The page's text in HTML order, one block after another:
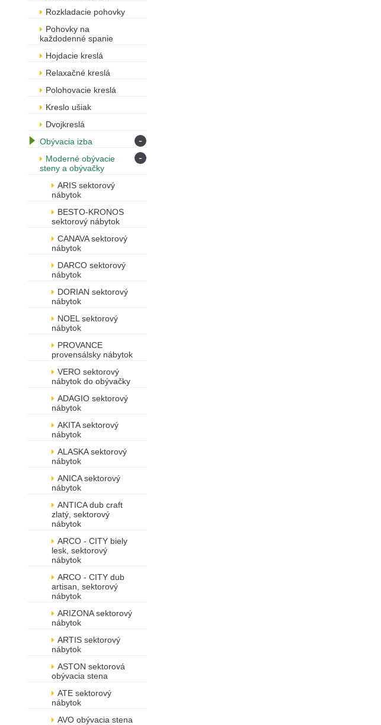
Rozkladacie pohovky
Pohovky na
každodenné spanie
Hojdacie kreslá
Relaxačné kreslá
Polohovacie kreslá
Kreslo ušiak
Dvojkreslá
Obývacia izba
-
Moderné obývacie
steny a obývačky
-
ARIS sektorový
nábytok
BESTO-KRONOS
sektorový nábytok
CANAVA sektorový
nábytok
DARCO sektorový
nábytok
DORIAN sektorový
nábytok
NOEL sektorový
nábytok
PROVANCE
provensálsky nábytok
VERO sektorový
nábytok do obývačky
ADAGIO sektorový
nábytok
AKITA sektorový
nábytok
ALASKA sektorový
nábytok
ANICA sektorový
nábytok
ANTICA dub craft
zlatý, sektorový
nábytok
ARCO - CITY biely
lesk, sektorový
nábytok
ARCO - CITY dub
artisan, sektorový
nábytok
ARIZONA sektorový
nábytok
ARTIS sektorový
nábytok
ASTON sektorová
obývacia stena
ATE sektorový
nábytok
AVO obývacia stena